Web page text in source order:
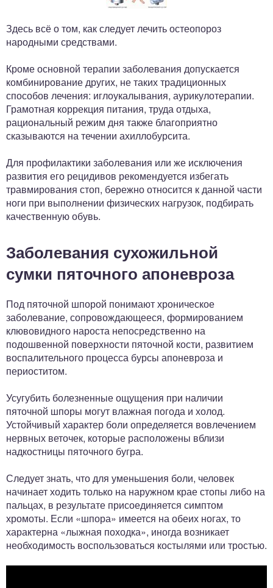
Здесь всё о том, как следует лечить остеопороз
народными средствами.
Кроме основной терапии заболевания допускается
комбинирование других, не таких традиционных
способов лечения: иглоукалывания, аурикулотерапии.
Грамотная коррекция питания, труда отдыха,
рациональный режим дня также благоприятно
сказываются на течении ахиллобурсита.
Для профилактики заболевания или же исключения
развития его рецидивов рекомендуется избегать
травмирования стоп, бережно относится к данной части
ноги при выполнении физических нагрузок, подбирать
качественную обувь.
Заболевания сухожильной
сумки пяточного апоневроза
Под пяточной шпорой понимают хроническое
заболевание, сопровождающееся, формированием
клювовидного нароста непосредственно на
подошвенной поверхности пяточной кости, развитием
воспалительного процесса бурсы апоневроза и
периоститом.
Усугубить болезненные ощущения при наличии
пяточной шпоры могут влажная погода и холод.
Устойчивый характер боли определяется вовлечением
нервных веточек, которые расположены вблизи
надкостницы пяточного бугра.
Следует знать, что для уменьшения боли, человек
начинает ходить только на наружном крае стопы либо на
пальцах, в результате присоединяется симптом
хромоты. Если «шпора» имеется на обеих ногах, то
характерна «лыжная походка», иногда возникает
необходимость воспользоваться костылями или тростью.